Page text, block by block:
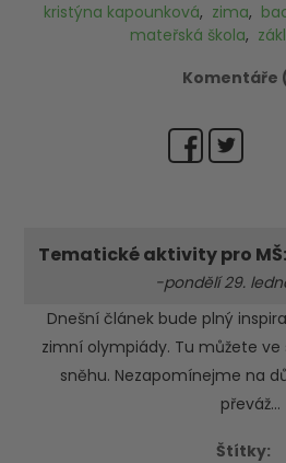
kristýna kapounková, zima,
mateřská škola,
Komentáře
Tematické aktivity pro
-pondělí 29.
Dnešní článek bude plný
zimní olympiády. Tu můžete ve
sněhu. Nezapomínejme na
převáž...
Štítky: